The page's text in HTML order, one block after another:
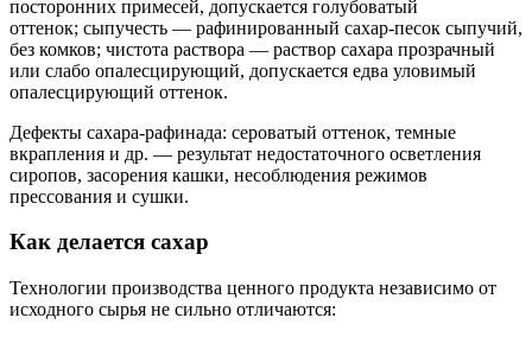
посторонних примесей, допускается голубоватый
оттенок; сыпучесть — рафинированный сахар-песок сыпучий,
без комков; чистота раствора — раствор сахара прозрачный
или слабо опалесцирующий, допускается едва уловимый
опалесцирующий оттенок.
Дефекты сахара-рафинада: сероватый оттенок, темные
вкрапления и др. — результат недостаточного осветления
сиропов, засорения кашки, несоблюдения режимов
прессования и сушки.
Как делается сахар
Технологии производства ценного продукта независимо от
исходного сырья не сильно отличаются: